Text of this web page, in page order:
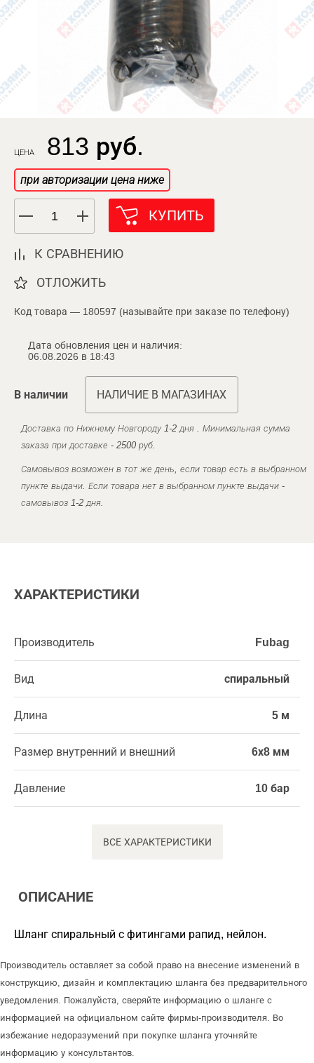
ЦЕНА 813 руб.
при авторизации цена ниже
КУПИТЬ
К СРАВНЕНИЮ
ОТЛОЖИТЬ
Код товара — 180597 (называйте при заказе по телефону)
Дата обновления цен и наличия:
06.08.2026 в 18:43
В наличии НАЛИЧИЕ В МАГАЗИНАХ
Доставка по Нижнему Новгороду 1-2 дня . Минимальная сумма
заказа при доставке - 2500 руб.
Самовывоз возможен в тот же день, если товар есть в выбранном
пункте выдачи. Если товара нет в выбранном пункте выдачи -
самовывоз 1-2 дня.
ХАРАКТЕРИСТИКИ
Производитель Fubag
Вид спиральный
Длина 5 м
Размер внутренний и внешний 6х8 мм
Давление 10 бар
ВСЕ ХАРАКТЕРИСТИКИ
ОПИСАНИЕ
Шланг спиральный с фитингами рапид, нейлон.
Производитель оставляет за собой право на внесение изменений в
конструкцию, дизайн и комплектацию шланга без предварительного
уведомления. Пожалуйста, сверяйте информацию о шланге с
информацией на официальном сайте фирмы-производителя. Во
избежание недоразумений при покупке шланга уточняйте
информацию у консультантов.